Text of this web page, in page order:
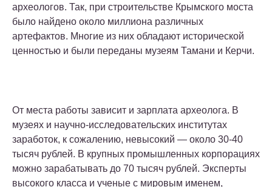
археологов. Так, при строительстве Крымского моста
было найдено около миллиона различных
артефактов. Многие из них обладают исторической
ценностью и были переданы музеям Тамани и Керчи.
От места работы зависит и зарплата археолога. В
музеях и научно-исследовательских институтах
заработок, к сожалению, невысокий — около 30-40
тысяч рублей. В крупных промышленных корпорациях
можно зарабатывать до 70 тысяч рублей. Эксперты
высокого класса и ученые с мировым именем,